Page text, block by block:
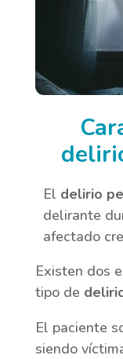
El delirio
delirante
afectado
Existen dos
tipo de
El paciente
siendo